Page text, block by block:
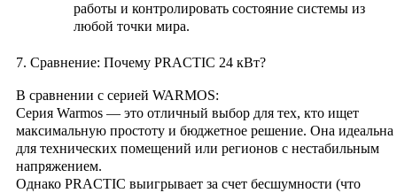
работы и контролировать состояние системы из
любой точки мира.
7. Сравнение: Почему PRACTIC 24 кВт?
В сравнении с серией WARMOS:
Серия Warmos — это отличный выбор для тех, кто ищет
максимальную простоту и бюджетное решение. Она идеальна
для технических помещений или регионов с нестабильным
напряжением.
Однако PRACTIC выигрывает за счет бесшумности (что